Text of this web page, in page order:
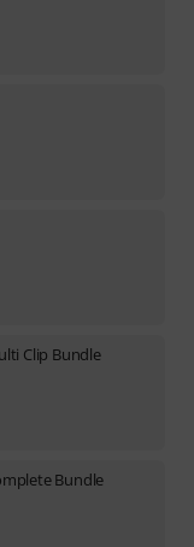
Clip Bundle
Bundle